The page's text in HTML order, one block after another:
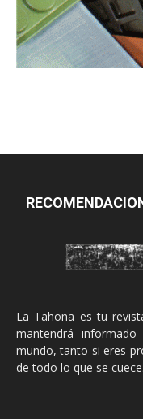
La Tahona es tu
mantendrá
mundo, tanto si eres
de todo lo que se cuece.